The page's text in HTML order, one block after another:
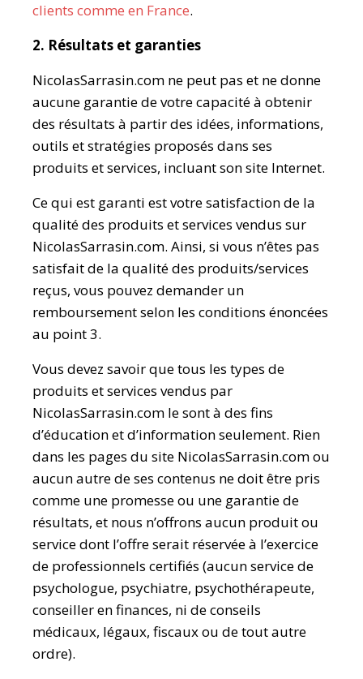
clients comme en France.
2. Résultats et garanties
NicolasSarrasin.com ne peut pas et ne donne
aucune garantie de votre capacité à obtenir
des résultats à partir des idées, informations,
outils et stratégies proposés dans ses
produits et services, incluant son site Internet.
Ce qui est garanti est votre satisfaction de la
qualité des produits et services vendus sur
NicolasSarrasin.com. Ainsi, si vous n’êtes pas
satisfait de la qualité des produits/services
reçus, vous pouvez demander un
remboursement selon les conditions énoncées
au point 3.
Vous devez savoir que tous les types de
produits et services vendus par
NicolasSarrasin.com le sont à des fins
d’éducation et d’information seulement. Rien
dans les pages du site NicolasSarrasin.com ou
aucun autre de ses contenus ne doit être pris
comme une promesse ou une garantie de
résultats, et nous n’offrons aucun produit ou
service dont l’offre serait réservée à l’exercice
de professionnels certifiés (aucun service de
psychologue, psychiatre, psychothérapeute,
conseiller en finances, ni de conseils
médicaux, légaux, fiscaux ou de tout autre
ordre).